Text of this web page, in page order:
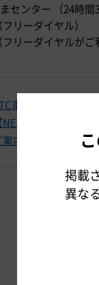
センター （24時間
リーダイヤル）
リーダイヤルが
車限定「通勤パス
【NEXCO中日本】山
案内チラシ
掲載
異な